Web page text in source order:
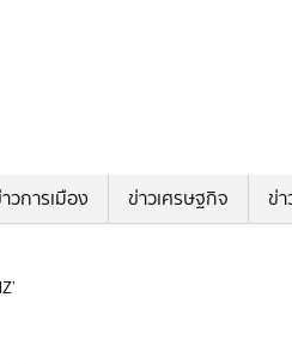
วการเมือง ข่าวเศรษฐกิจ ข่